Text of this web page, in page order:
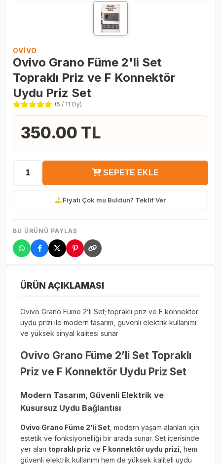
OVIVO
Ovivo Grano Füme 2'li Set
Topraklı Priz ve F Konnektör
Uydu Priz Set
(5 / 11 Oy)
350.00 TL
SEPETE EKLE
Fiyatı Çok mu Buldun? Teklif Ver
BU ÜRÜNÜ PAYLAŞ
ÜRÜN AÇIKLAMASI
Ovivo Grano Füme 2’li Set; topraklı priz ve F konnektör
uydu prizi ile modern tasarım, güvenli elektrik kullanımı
ve yüksek sinyal kalitesi sunar
Ovivo Grano Füme 2’li Set Topraklı
Priz ve F Konnektör Uydu Priz Set
Modern Tasarım, Güvenli Elektrik ve
Kusursuz Uydu Bağlantısı
Ovivo Grano Füme 2’li Set , modern yaşam alanları için
estetik ve fonksiyonelliği bir arada sunar. Set içerisinde
yer alan topraklı priz ve F konnektör uydu prizi , hem
güvenli elektrik kullanımı hem de yüksek kaliteli uydu